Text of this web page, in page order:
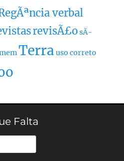
verbal
revisÃ£osÃ­
Terra uso correto
Falta